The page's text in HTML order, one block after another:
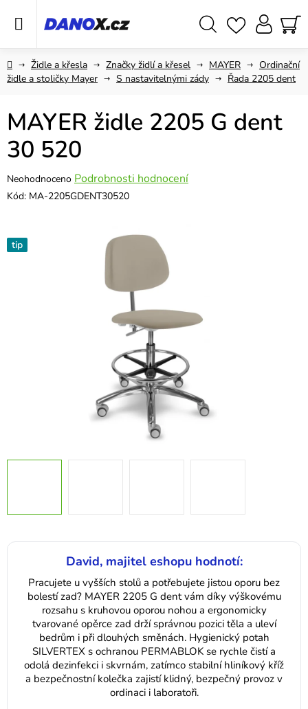
DomůŽidle a křesla Značky židlí a křesel MAYER
Ordinační
židle a stoličky Mayer
S nastavitelnými zády Řada 2205 dent
MAYER židle 2205 G dent
30 520
Průměrné
hodnocení
0,0
z
Neohodnoceno Podrobnosti hodnocení
Kód: MA-2205GDENT30520
tip
David, majitel eshopu hodnotí:
Pracujete u vyšších stolů a potřebujete jistou oporu bez
bolestí zad? MAYER 2205 G dent vám díky výškovému
rozsahu s kruhovou oporou nohou a ergonomicky
tvarované opěrce zad drží správnou pozici těla a uleví
bedrům i při dlouhých směnách. Hygienický potah
SILVERTEX s ochranou PERMABLOK se rychle čistí a
odolá dezinfekci i skvrnám, zatímco stabilní hliníkový kříž
a bezpečnostní kolečka zajistí klidný, bezpečný provoz v
ordinaci i laboratoři.